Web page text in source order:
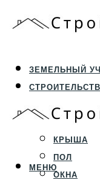
ЗЕМЕЛЬНЫЙ
КРЫША
ПОЛ
ОКНА
МЕНЮ